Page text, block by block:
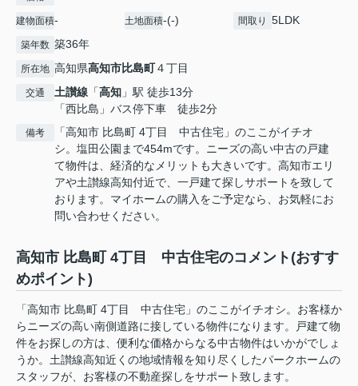
建物面積- 土地面積-(-) 間取り 5LDK
築年数 築36年
所在地 高知県高知市比島町４丁目
交通 土讃線 「高知 」駅 徒歩13分
「西比島」バス停下車 徒歩2分
備考
「高知市 比島町 4丁目 中古住宅」のここがイチオ
シ。塩田公園まで454mです。ニーズの高い中古の戸建
て物件は、経済的なメリットも大きいです。高知市エリ
アや土讃線高知付近で、一戸建て探しサポートを致して
おります。マイホームの購入をご予定なら、お気軽にお
問い合わせください。
高知市 比島町 4丁目 中古住宅のコメント(おすす
めポイント)
「高知市 比島町 4丁目 中古住宅」のここがイチオシ。お客様か
らニーズの高い南側道路に接している物件になります。戸建て物
件をお探しの方は、便利な価格からなる中古物件はいかがでしょ
うか。土讃線高知近くの地域情報を知り尽くしたパークホームの
スタッフが、お客様の不動産探しをサポート致します。